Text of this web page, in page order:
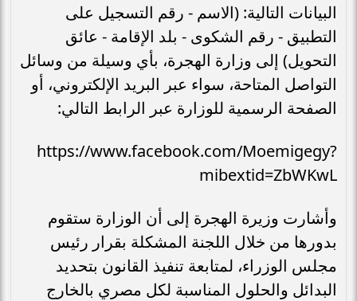
البيانات التالية: (الاسم - رقم التسجيل على
التطبيق - رقم الشكوى - بلد الإقامة - عائق
التحويل) إلى وزارة الهجرة، بأي وسيلة من وسائل
التواصل المتاحة، سواء عبر البريد الإلكتروني، أو
الصفحة الرسمية للوزارة عبر الرابط التالي:
‏https://www.facebook.com/Moemigegy?
mibextid=ZbWKwL
وأشارت وزيرة الهجرة إلى أن الوزارة ستقوم
بدورها من خلال اللجنة المشكلة بقرار رئيس
مجلس الوزراء، لمتابعة تنفيذ القانون بتحديد
البدائل والحلول المناسبة لكل مصري بالخارج